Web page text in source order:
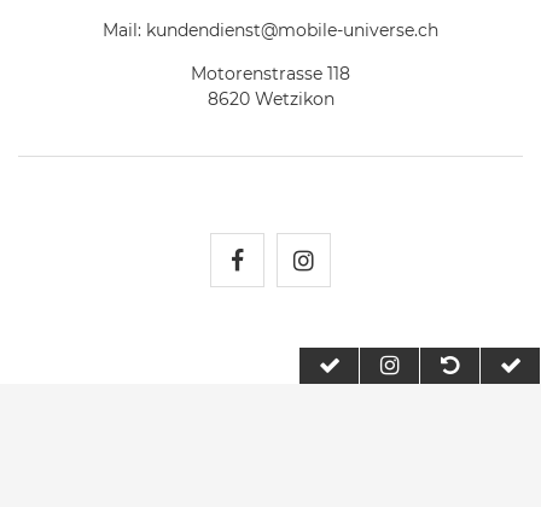
Mail: kundendienst@mobile-universe.ch
Motorenstrasse 118
8620 Wetzikon